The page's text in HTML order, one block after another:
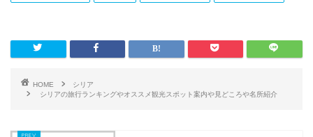
HOME
シリア
シリアの旅行ランキングやオススメ観光スポット案内や見どころや名所紹介